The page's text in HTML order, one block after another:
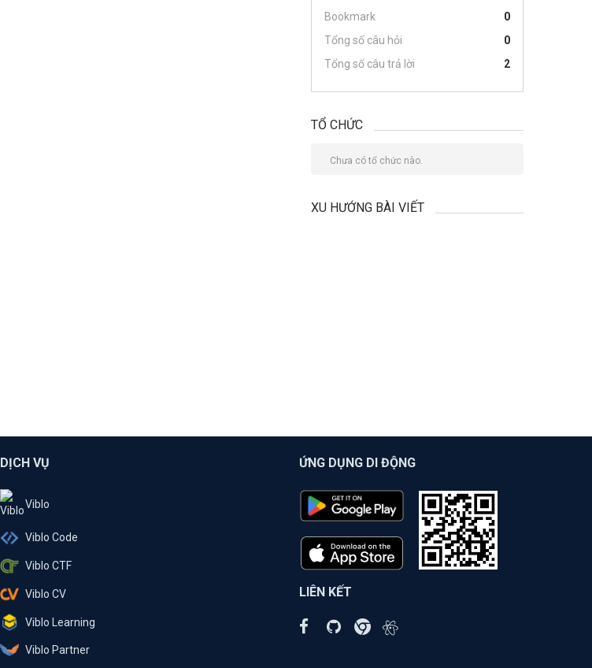
Bookmark
0
Tổng số câu hỏi
0
Tổng số câu trả lời
2
TỔ CHỨC
Chưa có tổ chức nào.
XU HƯỚNG BÀI VIẾT
DỊCH VỤ
Viblo
Viblo Code
Viblo CTF
Viblo CV
Viblo Learning
Viblo Partner
ỨNG DỤNG DI ĐỘNG
LIÊN KẾT